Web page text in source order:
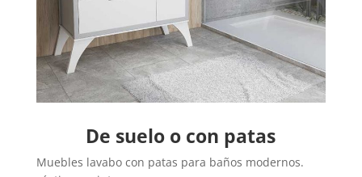
De suelo o con patas
Muebles lavabo con patas para baños modernos.